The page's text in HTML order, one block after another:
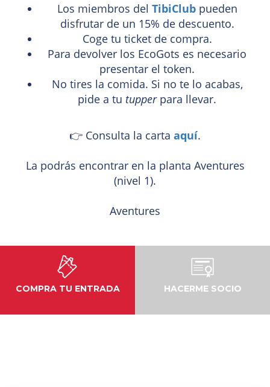
Los miembros del TibiClubpueden
disfrutar de un 15% de descuento.
Coge tu ticket de compra.
Para devolver los EcoGots es necesario
presentar el token.
No tires la comida. Si no te lo acabas,
pide a tu tupperpara llevar.
👉 Consulta la carta aquí.
La podrás encontrar en la planta Aventures
(nivel 1).
Aventures
COMPRA TU ENTRADA HACERME SOCIO